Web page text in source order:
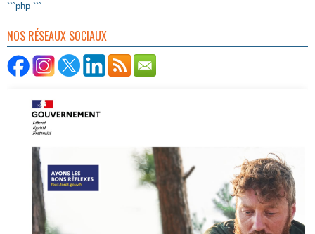
```php ```
NOS RÉSEAUX SOCIAUX